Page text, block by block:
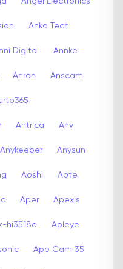
Anko Tech
Digital Annke
Anran Anscam
Antrica Anv
Anykeeper Anysun
Aoshi Aote
Aper Apexis
hi3518e Apleye
App Cam 35